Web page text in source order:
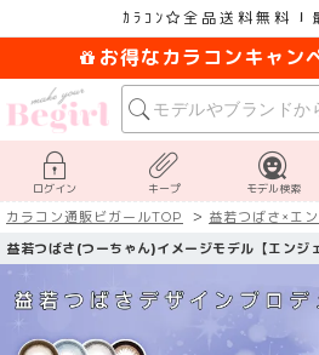
ｶﾗｺﾝ 全品送料無料
お得なカラコンキャン
ログイン キープ モデル検索
カラコン通販ビガールTOP
益若つばさ×エ
益若つばさ(つーちゃん)イメージモデル【エンジ